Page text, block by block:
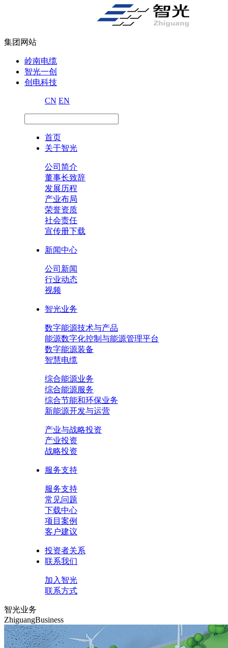
集团网站
岭南电缆
智光一创
创电科技
CN EN
首页
关于智光
公司简介
董事长致辞
发展历程
产业布局
荣誉资质
社会责任
宣传册下载
新闻中心
公司新闻
行业动态
视频
智光业务
数字能源技术与产品
能源数字化控制与能源管理平台
数字能源装备
智慧电缆
综合能源业务
综合能源服务
综合节能和环保业务
新能源开发与运营
产业与战略投资
产业投资
战略投资
服务支持
服务支持
常见问题
下载中心
项目案例
客户建议
投资者关系
联系我们
加入智光
联系方式
智光业务
ZhiguangBusiness